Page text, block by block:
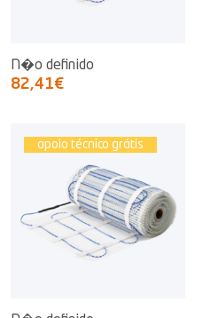
N�o definido
82,41€
apoio técnico grátis